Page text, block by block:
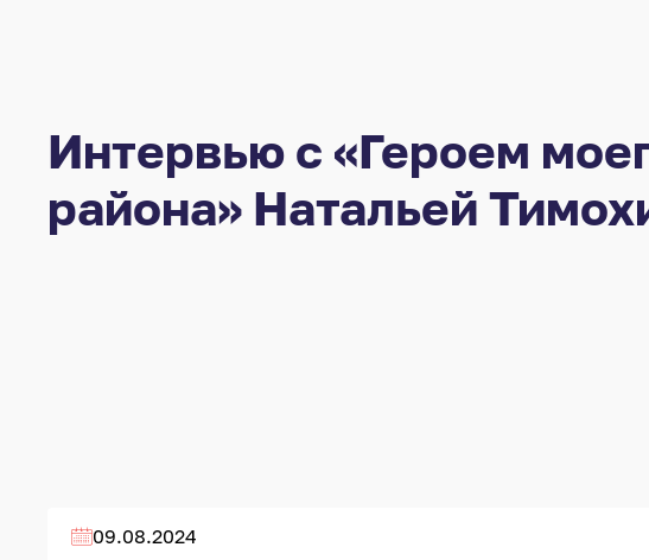
Интервью с «Героем
района» Натальей
09.08.2024